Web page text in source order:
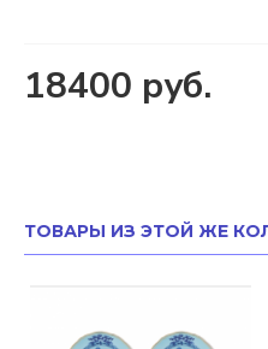
18400 руб.
ТОВАРЫ ИЗ ЭТОЙ ЖЕ